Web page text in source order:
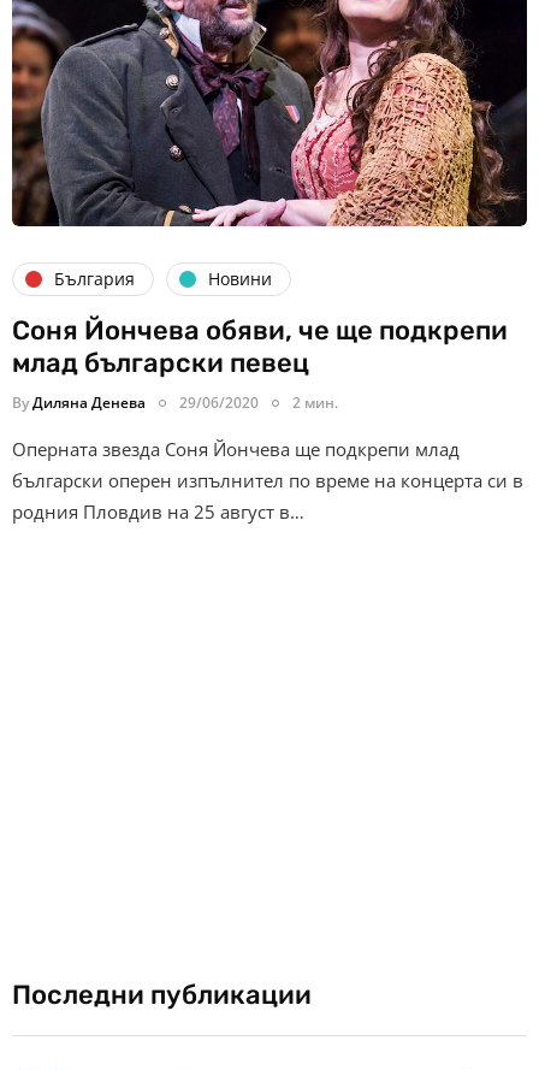
България Новини
Соня Йончева обяви, че ще подкрепи
млад български певец
ByДиляна Денева 29/06/2020 2 мин.
Оперната звезда Соня Йончева ще подкрепи млад
български оперен изпълнител по време на концерта си в
родния Пловдив на 25 август в…
Последни публикации